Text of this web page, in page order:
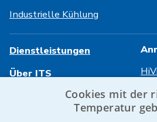
Industrielle Kühlung
Dienstleistungen
Über ITS
Cookies mit der
Temperatur